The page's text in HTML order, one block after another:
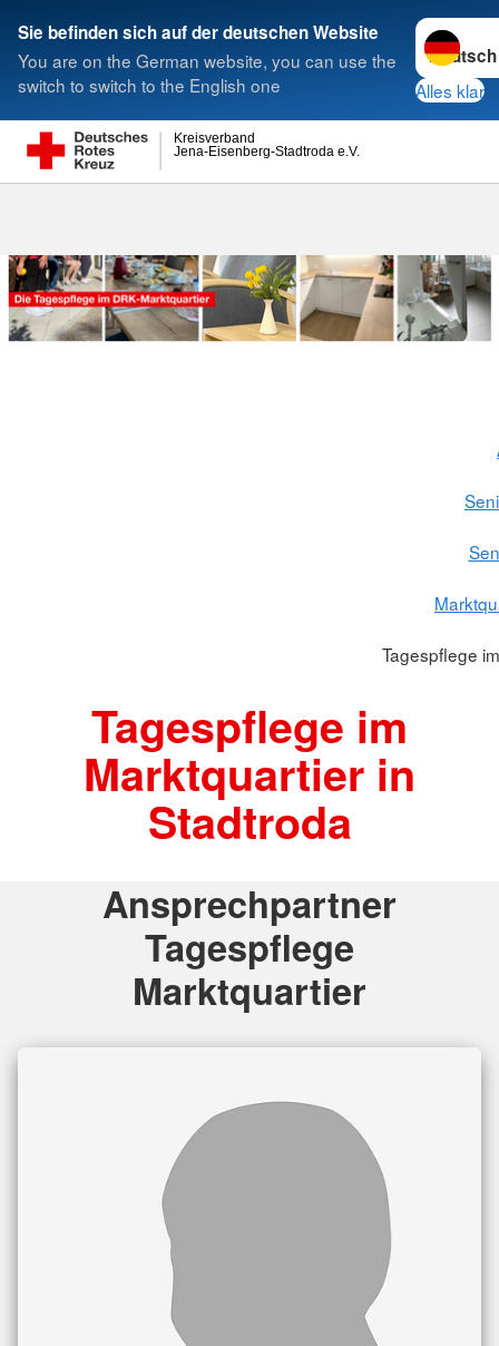
Sie befinden sich auf der deutschen Website
You are on the German website, you can use the
switch to switch to the English one
Sprache
Alles klar
Jena-Eisenberg-Stadtroda e.V.
Kreisverband
Suche
Tagespflege
Tagespflege im
Marktquartier in
Stadtroda
Ansprechpartner
Tagespflege
Marktquartier